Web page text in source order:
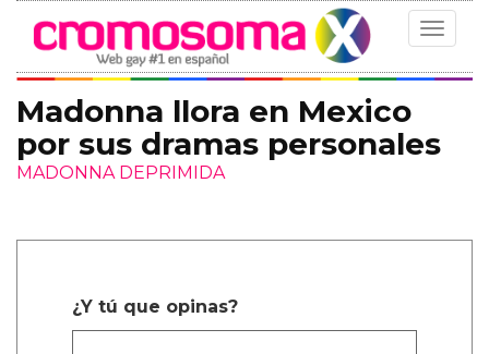
Toggle
Madonna llora en Mexico
por sus dramas personales
MADONNA DEPRIMIDA
¿Y tú que opinas?